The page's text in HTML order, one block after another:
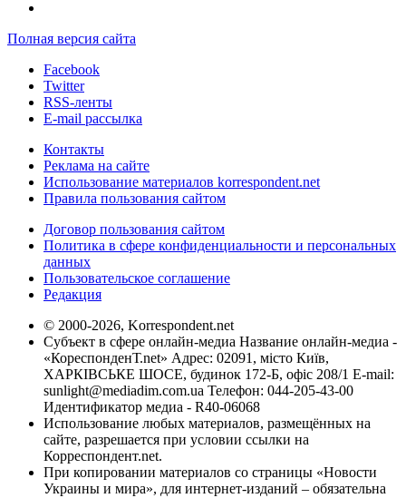
Полная версия сайта
Facebook
Twitter
RSS-ленты
E-mail рассылка
Контакты
Реклама на сайте
Использование материалов korrespondent.net
Правила пользования сайтом
Договор пользования сайтом
Политика в сфере конфиденциальности и персональных
данных
Пользовательское соглашение
Редакция
© 2000-2026, Korrespondent.net
Субъект в сфере онлайн-медиа Название онлайн-медиа -
«КореспонденТ.net» Адрес: 02091, місто Київ,
ХАРКІВСЬКЕ ШОСЕ, будинок 172-Б, офіс 208/1 E-mail:
sunlight@mediadim.com.ua Телефон: 044-205-43-00
Идентификатор медиа - R40-06068
Использование любых материалов, размещённых на
сайте, разрешается при условии ссылки на
Корреспондент.net.
При копировании материалов со страницы «Новости
Украины и мира», для интернет-изданий – обязательна